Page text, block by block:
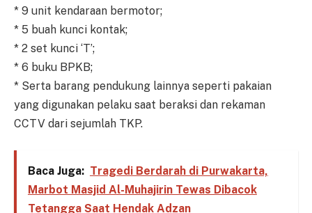
* 9 unit kendaraan bermotor;
* 5 buah kunci kontak;
* 2 set kunci ‘T’;
* 6 buku BPKB;
* Serta barang pendukung lainnya seperti pakaian
yang digunakan pelaku saat beraksi dan rekaman
CCTV dari sejumlah TKP.
Baca Juga: Tragedi Berdarah di Purwakarta,
Marbot Masjid Al-Muhajirin Tewas Dibacok
Tetangga Saat Hendak Adzan